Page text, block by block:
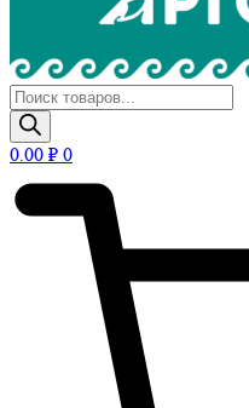
Поиск
товаров
0.00 ₽ 0